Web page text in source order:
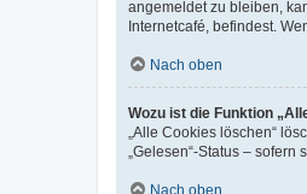
angemeldet zu bleiben,
Internetcafé, befindest.
Nach oben
Wozu ist die Funktion
„Alle Cookies löschen“
„Gelesen“-Status –
Nach oben